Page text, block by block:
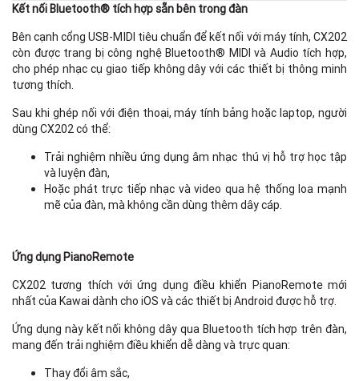
Kết nối Bluetooth® tích hợp sẵn bên trong đàn
Bên cạnh cổng USB-MIDI tiêu chuẩn để kết nối với máy tính, CX202
còn được trang bị công nghệ Bluetooth® MIDI và Audio tích hợp,
cho phép nhạc cụ giao tiếp không dây với các thiết bị thông minh
tương thích.
Sau khi ghép nối với điện thoại, máy tính bảng hoặc laptop, người
dùng CX202 có thể:
Trải nghiệm nhiều ứng dụng âm nhạc thú vị hỗ trợ học tập
và luyện đàn,
Hoặc phát trực tiếp nhạc và video qua hệ thống loa mạnh
mẽ của đàn, mà không cần dùng thêm dây cáp.
Ứng dụng PianoRemote
CX202 tương thích với ứng dụng điều khiển PianoRemote mới
nhất của Kawai dành cho iOS và các thiết bị Android được hỗ trợ.
Ứng dụng này kết nối không dây qua Bluetooth tích hợp trên đàn,
mang đến trải nghiệm điều khiển dễ dàng và trực quan:
Thay đổi âm sắc,